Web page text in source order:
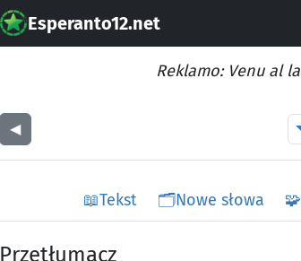
Esperanto12.net
Reklamo: Venu al la
◀︎
📖Tekst 🗂️Nowe słowa 🧩
Przetłumacz